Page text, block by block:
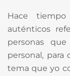
Hace
auténticos
personas
personal,
tema que yo